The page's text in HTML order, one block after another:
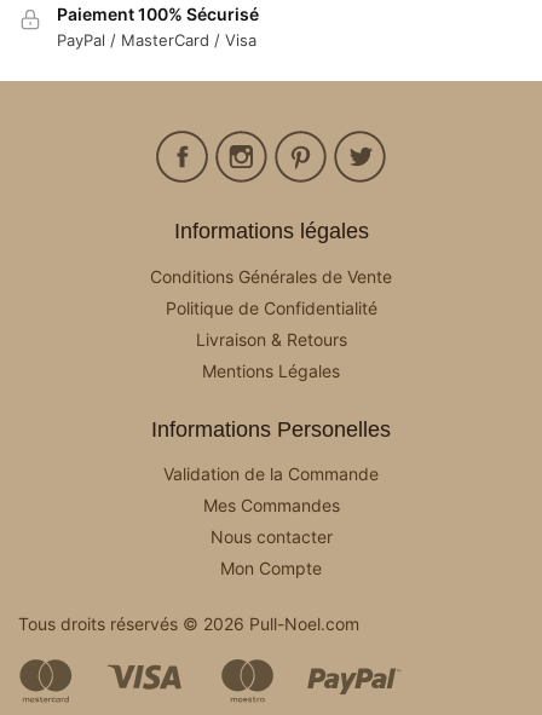
Paiement 100% Sécurisé
PayPal / MasterCard / Visa
Informations légales
Conditions Générales de Vente
Politique de Confidentialité
Livraison & Retours
Mentions Légales
Informations Personelles
Validation de la Commande
Mes Commandes
Nous contacter
Mon Compte
Tous droits réservés © 2026 Pull-Noel.com